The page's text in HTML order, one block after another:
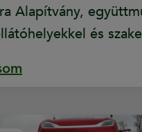
Alapítvány,
és